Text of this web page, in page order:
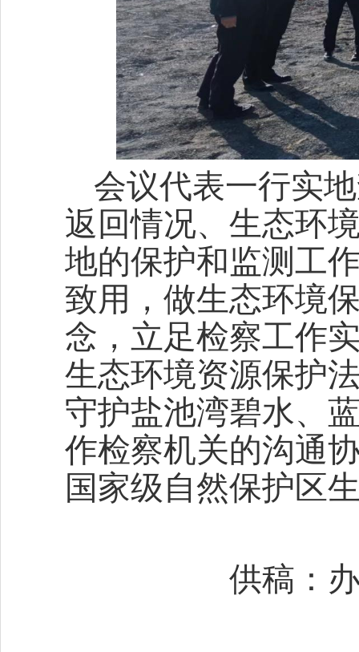
会议代表一行实
返回情况、生态环
地的保护和监测工
致用，做生态环境
念，立足检察工作
生态环境资源保护
守护盐池湾碧水、
作检察机关的沟通
国家级自然保护区
供稿：